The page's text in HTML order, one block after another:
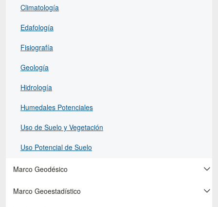
Climatología
Edafología
Fisiografía
Geología
Hidrología
Humedales Potenciales
Uso de Suelo y Vegetación
Uso Potencial de Suelo
Marco Geodésico
Marco Geoestadístico